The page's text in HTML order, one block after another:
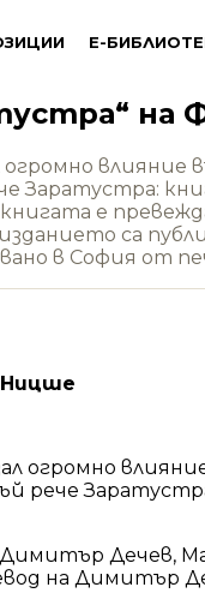
Е-
на
влияние
книгата е
са
в София от
Ницше
влияние
Дечев,
на Димитър